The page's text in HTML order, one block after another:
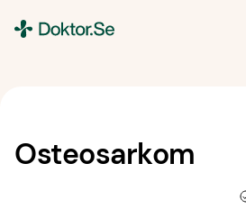
Osteosarkom